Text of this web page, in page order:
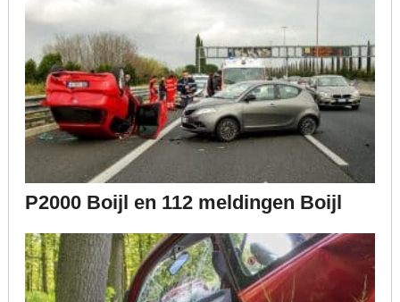
P2000 Boijl en 112 meldingen Boijl